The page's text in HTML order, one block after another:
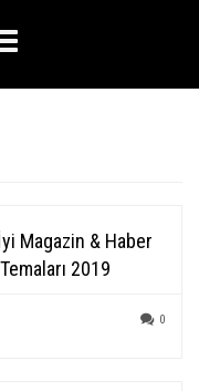
Magazin & Haber
2019
0